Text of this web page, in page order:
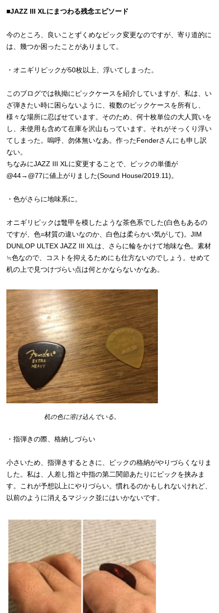
■JAZZ III XLにまつわる残念エピソード
今のところ、良いことずくめなピック変更なのですが、寄り道的に
は、幾つか困ったことがありまして。
・オニギリピックが50枚以上、浮いてしまった。
このブログでは執拗にピックケースを紹介していますが、私は、い
ざ弾きたい時に困らないように、複数のピックケースを所有し、
様々な場所に忍ばせています。そのため、何十枚単位の大人買いを
し、未使用も含めて在庫を沢山もっています。それがそっくり浮い
てしまった。嗚呼、勿体無いなあ。作ったFenderさんにも申し訳
ない。
ちなみにJAZZ III XLに変更することで、ピックの単価が
@44→@77に値上がりました(Sound House/2019.11)。
・色がさらに地味系に。
オニギリピックは鼈甲を模したような茶色系でした(白色もあるの
ですが、色=材質の違いなのか、白色は柔らかい気がして)。JIM
DUNLOP ULTEX JAZZ III XLは、さらに輪をかけて地味な色。素材
≒色なので、コストを抑えるためにも仕方ないのでしょう。せめて
机の上で見つけづらい点は何とかならないかなあ。
机の色に溶け込んでいる。
・指弾きの際、格納しづらい
小さいため、指弾きするときに、ピックの格納がやりづらくなりま
した。私は、人差し指と中指の第二関節あたりにピックを挟みま
す。これが予想以上にやりづらい。慣れるのかもしれないけれど、
以前のように消えるマジック並にはいかないです。